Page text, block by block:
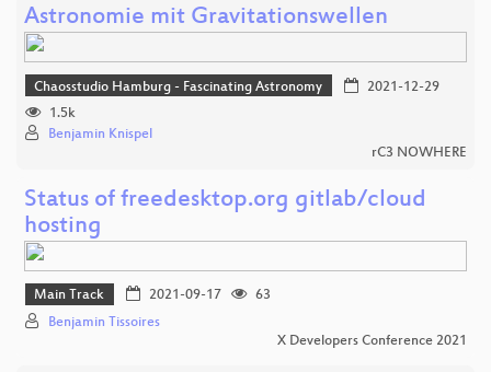
Astronomie mit Gravitationswellen
Chaosstudio Hamburg - Fascinating Astronomy
2021-12-29
1.5k
Benjamin Knispel
rC3 NOWHERE
Status of freedesktop.org gitlab/cloud
hosting
Main Track 2021-09-17
63
Benjamin Tissoires
X Developers Conference 2021